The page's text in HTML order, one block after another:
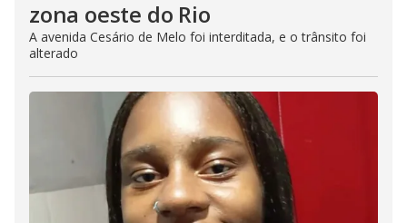
zona oeste do Rio
A avenida Cesário de Melo foi interditada, e o trânsito foi
alterado